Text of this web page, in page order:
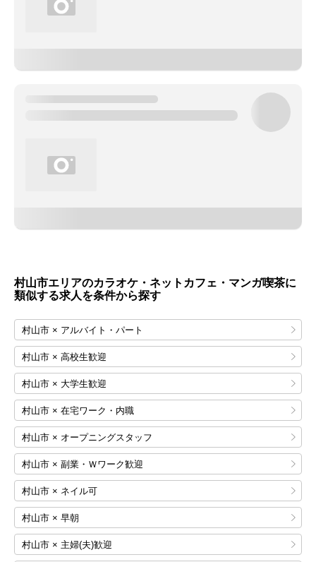
村山市エリアのカラオケ・ネットカフェ・マンガ喫茶に
類似する求人を条件から探す
村山市 × アルバイト・パート
村山市 × 高校生歓迎
村山市 × 大学生歓迎
村山市 × 在宅ワーク・内職
村山市 × オープニングスタッフ
村山市 × 副業・Ｗワーク歓迎
村山市 × ネイル可
村山市 × 早朝
村山市 × 主婦(夫)歓迎